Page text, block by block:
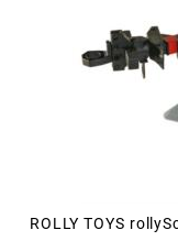
ROLLY TOYS